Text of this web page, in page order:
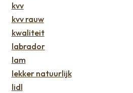
kvv
kvv rauw
kwaliteit
labrador
lam
lekker natuurlijk
lidl